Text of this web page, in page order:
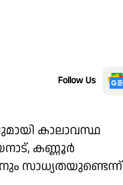
Follow Us
കാലാവസ്ഥ
കണ്ണൂർ
സാധ്യതയുണ്ടെന്ന്